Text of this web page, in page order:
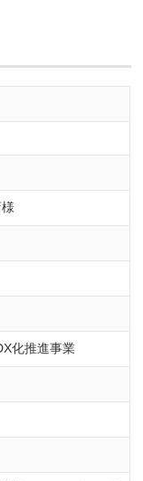
化推進事業